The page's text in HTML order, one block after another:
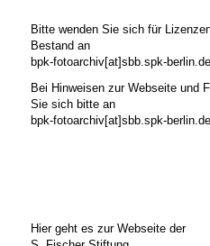
Bitte wenden Sie sich für
Bestand an
bpk-fotoarchiv[at]sbb.spk-berlin.de
Bei Hinweisen zur Webseite und
Sie sich bitte an
bpk-fotoarchiv[at]sbb.spk-berlin.de
Hier geht es zur Webseite der